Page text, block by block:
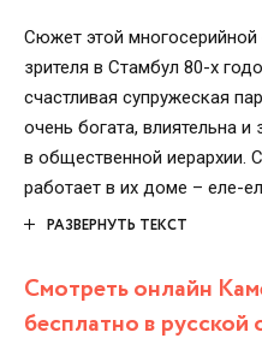
Сюжет этой
зрителя в Стамбул 80-х
счастливая супружеская
очень богата, влиятельна
в общественной иерархии.
работает в их доме – еле-
Дело в том, что жена
деньги на лечение супруги,
преступление. Фиген, не
Мустафа находится в
РАЗВЕРНУТЬ ТЕКСТ
Смотреть онлайн
бесплатно в русской